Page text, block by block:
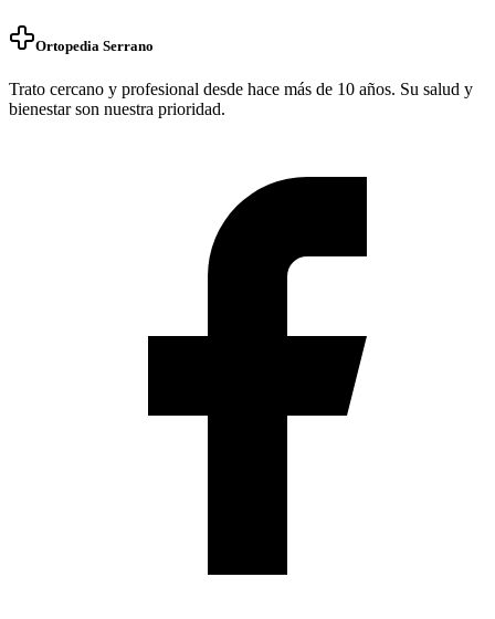
Ortopedia Serrano
Trato cercano y profesional desde hace más de 10 años. Su salud y
bienestar son nuestra prioridad.